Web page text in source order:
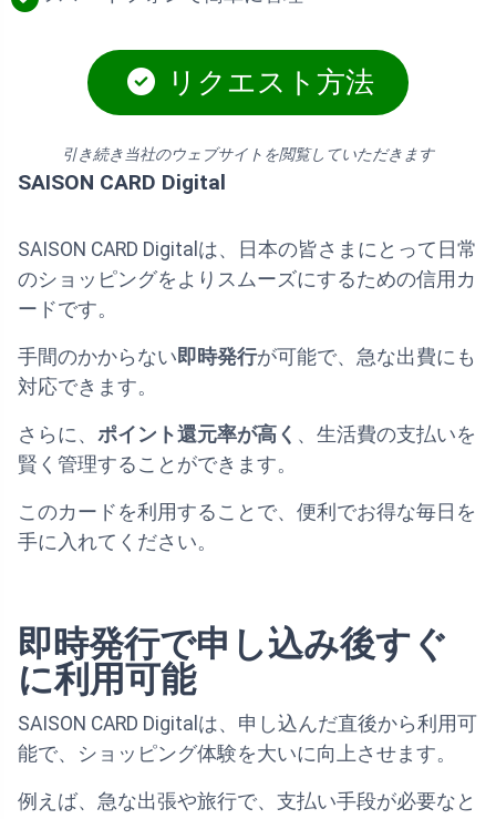
リクエスト方法
引き続き当社のウェブサイトを閲覧していただきます
SAISON CARD Digital
SAISON CARD Digitalは、日本の皆さまにとって日常
のショッピングをよりスムーズにするための信用カ
ードです。
手間のかからない即時発行が可能で、急な出費にも
対応できます。
さらに、 ポイント還元率が高く 、生活費の支払いを
賢く管理することができます。
このカードを利用することで、便利でお得な毎日を
手に入れてください。
即時発行で申し込み後すぐ
に利用可能
SAISON CARD Digitalは、申し込んだ直後から利用可
能で、ショッピング体験を大いに向上させます。
例えば、急な出張や旅行で、支払い手段が必要なと